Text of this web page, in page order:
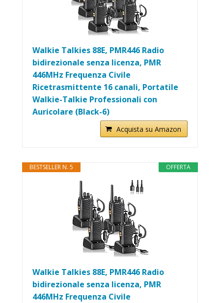
Walkie Talkies 88E, PMR446 Radio
bidirezionale senza licenza, PMR
446MHz Frequenza Civile
Ricetrasmittente 16 canali, Portatile
Walkie-Talkie Professionali con
Auricolare (Black-6)
Acquista su Amazon
OFFERTA
BESTSELLER N. 5
Walkie Talkies 88E, PMR446 Radio
bidirezionale senza licenza, PMR
446MHz Frequenza Civile